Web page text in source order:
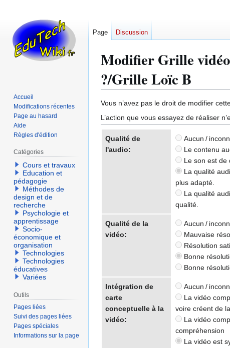
Modifier Grille
?/Grille Loïc B
Aller
à
la
navigation
Aller
à
la
recherche
Vous n’avez pas le droit de modifier
L’action que vous essayez de réaliser
Qualité de
l'audio:
Aucun /
Le contenu
Le son est de
La qualité
plus adapté.
La qualité
qualité.
Qualité de la
vidéo:
Aucun /
Mauvaise
Résolution
Bonne
Bonne
Intégration de
carte
conceptuelle à la
vidéo:
Aucun /
La vidéo
voire créent de
La vidéo
compréhension
La vidéo est
Page Discussion
Accueil
Modifications récentes
Page au hasard
Aide
Règles d'édition
Catégories
Cours et travaux
Education et
pédagogie
Méthodes de
design et de
recherche
Psychologie et
apprentissage
Socio-
économique et
organisation
Technologies
Technologies
éducatives
Variées
Outils
Pages liées
Suivi des pages liées
Pages spéciales
Informations sur la page